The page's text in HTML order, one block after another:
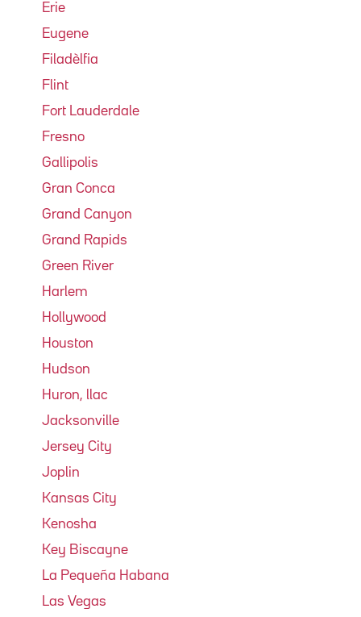
Erie
Eugene
Filadèlfia
Flint
Fort Lauderdale
Fresno
Gallipolis
Gran Conca
Grand Canyon
Grand Rapids
Green River
Harlem
Hollywood
Houston
Hudson
Huron, llac
Jacksonville
Jersey City
Joplin
Kansas City
Kenosha
Key Biscayne
La Pequeña Habana
Las Vegas